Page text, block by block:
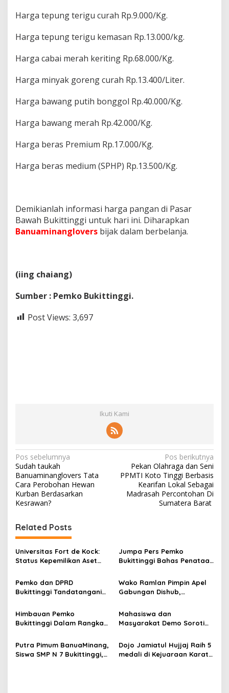
Harga tepung terigu curah Rp.9.000/Kg.
Harga tepung terigu kemasan Rp.13.000/kg.
Harga cabai merah keriting Rp.68.000/Kg.
Harga minyak goreng curah Rp.13.400/Liter.
Harga bawang putih bonggol Rp.40.000/Kg.
Harga bawang merah Rp.42.000/Kg.
Harga beras Premium Rp.17.000/Kg.
Harga beras medium (SPHP) Rp.13.500/Kg.
Demikianlah informasi harga pangan di Pasar
Bawah Bukittinggi untuk hari ini. Diharapkan
Banuaminanglovers bijak dalam berbelanja.
(iing chaiang)
Sumber : Pemko Bukittinggi.
Post Views: 3,697
Ikuti Kami
N
a
v
i
a
s
i
o
Pos sebelumnya
Sudah taukah
Banuaminanglovers Tata
Cara Perobohan Hewan
Kurban Berdasarkan
Kesrawan?
Pos berikutnya
Pekan Olahraga dan Seni
PPMTI Koto Tinggi Berbasis
Kearifan Lokal Sebagai
Madrasah Percontohan Di
Sumatera Barat
Related Posts
Universitas Fort de Kock:
Status Kepemilikan Aset
Nomor 655 yang Sah
Adalah Milik Yayasan
Berdasarkan Putusan
2108/K/Pdt/2022
Jumpa Pers Pemko
Bukittinggi Bahas Penataan
Kampus UFDK
Pemko dan DPRD
Bukittinggi Tandatangani
Perubahan KUA-PPAS APBD
2026
Wako Ramlan Pimpin Apel
Gabungan Dishub,
Persiapan Angkutan Gratis
Pelajar
Himbauan Pemko
Bukittinggi Dalam Rangka
Tahun ke-81 Kemerdekaan
Republik Indonesia
Mahasiswa dan
Masyarakat Demo Soroti
PP, GMNI Bukittinggi
Kecewa Wali Kota dan
DPRD Tak Hadir Temui
Putra Pimum BanuaMinang,
Siswa SMP N 7 Bukittinggi,
Dojo Jamiatul Hujjaj Raih 5
medali di Kejuaraan Karate